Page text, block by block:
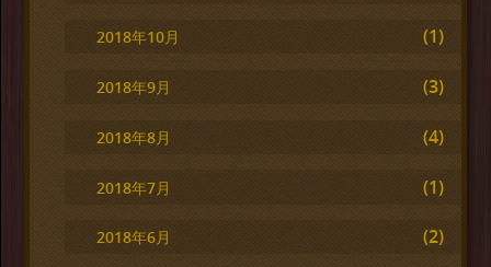
2018年10月 (1)
2018年9月 (3)
2018年8月 (4)
2018年7月 (1)
2018年6月 (2)